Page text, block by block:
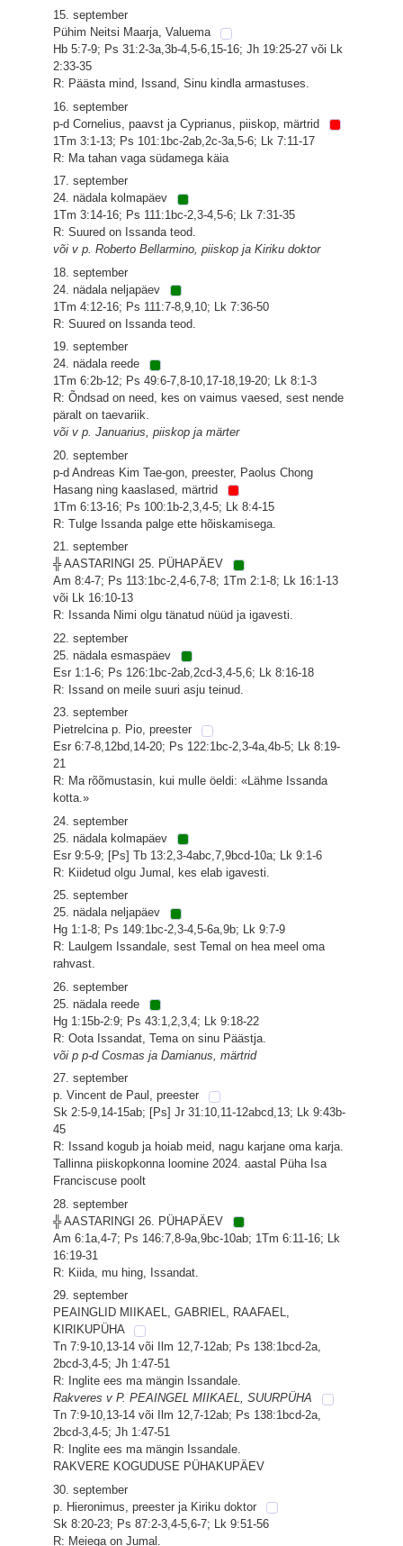
15. september
Pühim Neitsi Maarja, Valuema
Hb 5:7-9; Ps 31:2-3a,3b-4,5-6,15-16; Jh 19:25-27 või Lk
2:33-35
R: Päästa mind, Issand, Sinu kindla armastuses.
16. september
p-d Cornelius, paavst ja Cyprianus, piiskop, märtrid
1Tm 3:1-13; Ps 101:1bc-2ab,2c-3a,5-6; Lk 7:11-17
R: Ma tahan vaga südamega käia
17. september
24. nädala kolmapäev
1Tm 3:14-16; Ps 111:1bc-2,3-4,5-6; Lk 7:31-35
R: Suured on Issanda teod.
või v p. Roberto Bellarmino, piiskop ja Kiriku doktor
18. september
24. nädala neljapäev
1Tm 4:12-16; Ps 111:7-8,9,10; Lk 7:36-50
R: Suured on Issanda teod.
19. september
24. nädala reede
1Tm 6:2b-12; Ps 49:6-7,8-10,17-18,19-20; Lk 8:1-3
R: Õndsad on need, kes on vaimus vaesed, sest nende
päralt on taevariik.
või v p. Januarius, piiskop ja märter
20. september
p-d Andreas Kim Tae-gon, preester, Paolus Chong
Hasang ning kaaslased, märtrid
1Tm 6:13-16; Ps 100:1b-2,3,4-5; Lk 8:4-15
R: Tulge Issanda palge ette hõiskamisega.
21. september
╬ AASTARINGI 25. PÜHAPÄEV
Am 8:4-7; Ps 113:1bc-2,4-6,7-8; 1Tm 2:1-8; Lk 16:1-13
või Lk 16:10-13
R: Issanda Nimi olgu tänatud nüüd ja igavesti.
22. september
25. nädala esmaspäev
Esr 1:1-6; Ps 126:1bc-2ab,2cd-3,4-5,6; Lk 8:16-18
R: Issand on meile suuri asju teinud.
23. september
Pietrelcina p. Pio, preester
Esr 6:7-8,12bd,14-20; Ps 122:1bc-2,3-4a,4b-5; Lk 8:19-
21
R: Ma rõõmustasin, kui mulle öeldi: «Lähme Issanda
kotta.»
24. september
25. nädala kolmapäev
Esr 9:5-9; [Ps] Tb 13:2,3-4abc,7,9bcd-10a; Lk 9:1-6
R: Kiidetud olgu Jumal, kes elab igavesti.
25. september
25. nädala neljapäev
Hg 1:1-8; Ps 149:1bc-2,3-4,5-6a,9b; Lk 9:7-9
R: Laulgem Issandale, sest Temal on hea meel oma
rahvast.
26. september
25. nädala reede
Hg 1:15b-2:9; Ps 43:1,2,3,4; Lk 9:18-22
R: Oota Issandat, Tema on sinu Päästja.
või p p-d Cosmas ja Damianus, märtrid
27. september
p. Vincent de Paul, preester
Sk 2:5-9,14-15ab; [Ps] Jr 31:10,11-12abcd,13; Lk 9:43b-
45
R: Issand kogub ja hoiab meid, nagu karjane oma karja.
Tallinna piiskopkonna loomine 2024. aastal Püha Isa
Franciscuse poolt
28. september
╬ AASTARINGI 26. PÜHAPÄEV
Am 6:1a,4-7; Ps 146:7,8-9a,9bc-10ab; 1Tm 6:11-16; Lk
16:19-31
R: Kiida, mu hing, Issandat.
29. september
PEAINGLID MIIKAEL, GABRIEL, RAAFAEL,
KIRIKUPÜHA
Tn 7:9-10,13-14 või Ilm 12,7-12ab; Ps 138:1bcd-2a,
2bcd-3,4-5; Jh 1:47-51
R: Inglite ees ma mängin Issandale.
Rakveres v P. PEAINGEL MIIKAEL, SUURPÜHA
Tn 7:9-10,13-14 või Ilm 12,7-12ab; Ps 138:1bcd-2a,
2bcd-3,4-5; Jh 1:47-51
R: Inglite ees ma mängin Issandale.
RAKVERE KOGUDUSE PÜHAKUPÄEV
30. september
p. Hieronimus, preester ja Kiriku doktor
Sk 8:20-23; Ps 87:2-3,4-5,6-7; Lk 9:51-56
R: Meiega on Jumal.